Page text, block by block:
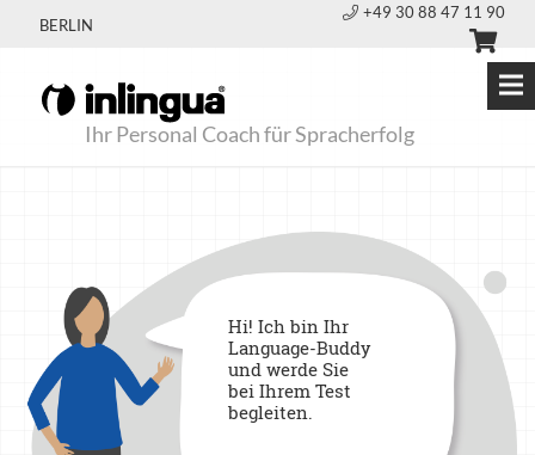
BERLIN
+49 30 88 47 11 90
Ihr Personal Coach für Spracherfolg
Hi! Ich bin Ihr
Language-Buddy
und werde Sie
bei Ihrem Test
begleiten.